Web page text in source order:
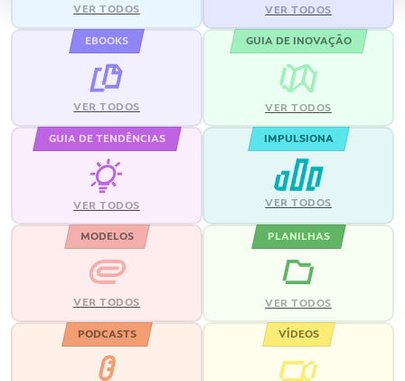
VER TODOS VER TODOS
EBOOKS
VER TODOS
GUIA DE INOVAÇÃO
VER TODOS
GUIA DE TENDÊNCIAS
VER TODOS
IMPULSIONA
VER TODOS
MODELOS
VER TODOS
PLANILHAS
VER TODOS
PODCASTS VÍDEOS